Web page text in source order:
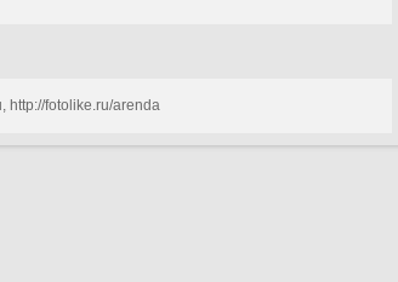
http://fotolike.ru/arenda